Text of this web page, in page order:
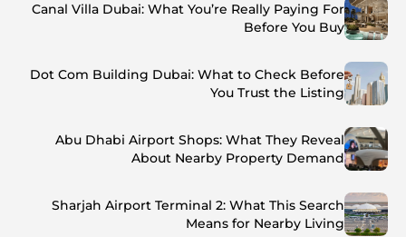
Canal Villa Dubai: What You’re Really Paying For
Before You Buy
Dot Com Building Dubai: What to Check Before
You Trust the Listing
Abu Dhabi Airport Shops: What They Reveal
About Nearby Property Demand
Sharjah Airport Terminal 2: What This Search
Means for Nearby Living